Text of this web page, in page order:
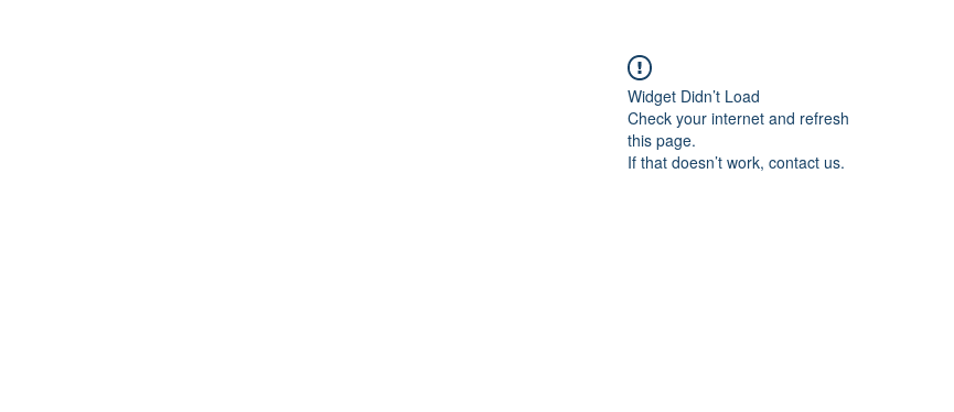
Widget Didn’t Load
Check your internet and refresh
this page.
If that doesn’t work, contact us.